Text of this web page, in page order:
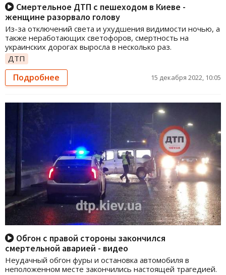
Смертельное ДТП с пешеходом в Киеве -
женщине разорвало голову
Из-за отключений света и ухудшения видимости ночью, а
также неработающих светофоров, смертность на
украинских дорогах выросла в несколько раз.
ДТП
Подробнее 15 декабря 2022, 10:05
Обгон с правой стороны закончился
смертельной аварией - видео
Неудачный обгон фуры и остановка автомобиля в
неположенном месте закончились настоящей трагедией.